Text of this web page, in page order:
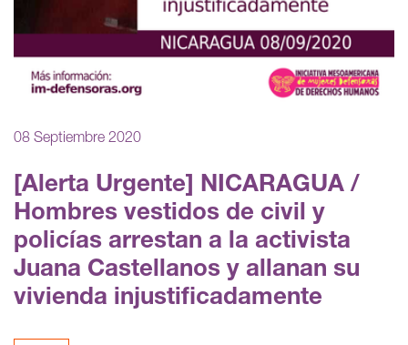
08 Septiembre 2020
[Alerta Urgente] NICARAGUA /
Hombres vestidos de civil y
policías arrestan a la activista
Juana Castellanos y allanan su
vivienda injustificadamente